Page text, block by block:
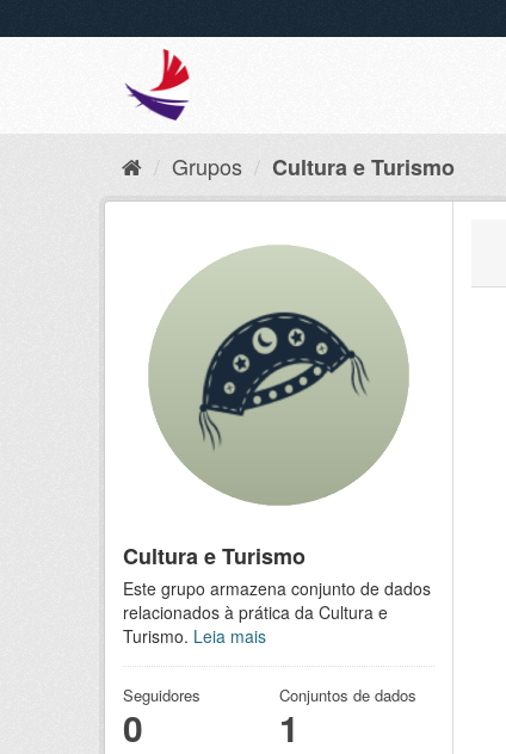
Grupos Cultura e Turismo
Cultura e Turismo
Este grupo armazena conjunto de dados
relacionados à prática da Cultura e
Turismo. Leia mais
Seguidores
0
Conjuntos de dados
1